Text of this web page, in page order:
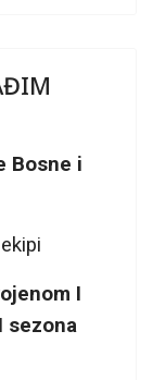
Bosne i
I
sezona